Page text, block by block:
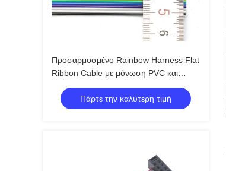
Προσαρμοσμένο Rainbow Harness Flat
Ribbon Cable με μόνωση PVC και
συνδέσμους IDC 1,27mm Pitch
Πάρτε την καλύτερη τιμή